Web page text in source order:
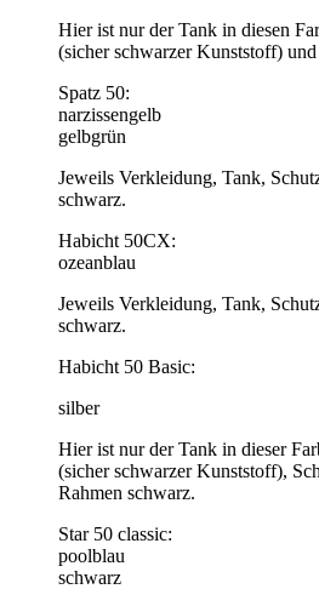
Hier ist nur der Tank in diesen
(sicher schwarzer Kunststoff)
Spatz 50:
narzissengelb
gelbgrün
Jeweils Verkleidung, Tank,
schwarz.
Habicht 50CX:
ozeanblau
Jeweils Verkleidung, Tank,
schwarz.
Habicht 50 Basic:
silber
Hier ist nur der Tank in dieser
(sicher schwarzer Kunststoff),
Rahmen schwarz.
Star 50 classic:
poolblau
schwarz